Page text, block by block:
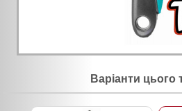
Варіанти цього